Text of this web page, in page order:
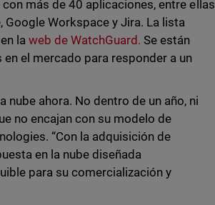
más de 40 aplicaciones, entre ellas
Workspace y Jira. La lista
laweb de WatchGuard. Se están
el mercado para responder a un
nube ahora. No dentro de un año, ni
no encajan con su modelo de
“Con la adquisición de
en la nube diseñada
para su comercialización y